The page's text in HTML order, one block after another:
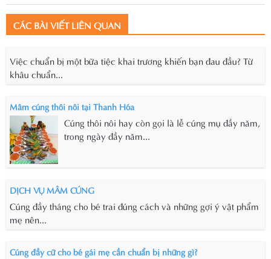
CÁC BÀI VIẾT LIÊN QUAN
Việc chuẩn bị một bữa tiệc khai trương khiến bạn đau đầu? Từ
khâu chuẩn...
Mâm cúng thôi nôi tại Thanh Hóa
Cúng thôi nôi hay còn gọi là lễ cúng mụ đầy năm,
trong ngày đầy năm...
DỊCH VỤ MÂM CÚNG
Cúng đầy tháng cho bé trai đúng cách và những gợi ý vật phẩm
mẹ nên...
Cúng đầy cữ cho bé gái mẹ cần chuẩn bị những gì?